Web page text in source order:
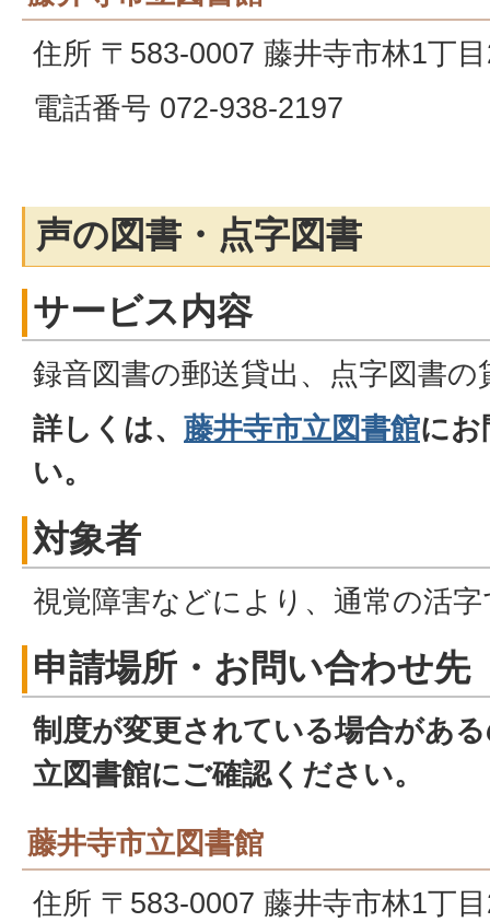
住所 〒583-0007 藤井寺市林1丁
電話番号 072-938-2197
声の図書・点字図書
サービス内容
録音図書の郵送貸出、点字図書
詳しくは、 藤井寺市立図書館にお
い。
対象者
視覚障害などにより、通常の活
申請場所・お問い合わせ先
制度が変更されている場合があ
立図書館にご確認ください。
藤井寺市立図書館
住所 〒583-0007 藤井寺市林1丁